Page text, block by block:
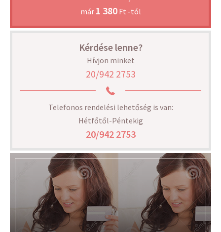
már 1 380Ft -tól
Kérdése lenne?
Hívjon minket
20/942 2753
Telefonos rendelési lehetőség is van:
Hétfőtől-Péntekig
20/942 2753